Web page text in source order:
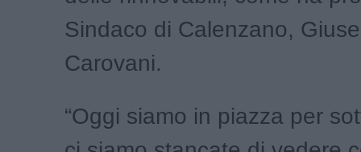
Sindaco di Calenzano,
Carovani.
“Oggi siamo in piazza per